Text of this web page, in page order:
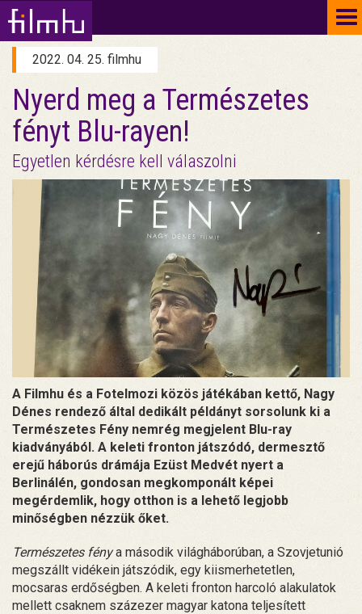
2022. 04. 25. filmhu
Nyerd meg a Természetes
fényt Blu-rayen!
Egyetlen kérdésre kell válaszolni
A Filmhu és a Fotelmozi közös játékában kettő, Nagy
Dénes rendező által dedikált példányt sorsolunk ki a
Természetes Fény nemrég megjelent Blu-ray
kiadványából. A keleti fronton játszódó, dermesztő
erejű háborús drámája Ezüst Medvét nyert a
Berlinálén, gondosan megkomponált képei
megérdemlik, hogy otthon is a lehető legjobb
minőségben nézzük őket.
Természetes fénya második világháborúban, a Szovjetunió
megszállt vidékein játszódik, egy kiismerhetetlen,
mocsaras erdőségben. A keleti fronton harcoló alakulatok
mellett csaknem százezer magyar katona teljesített